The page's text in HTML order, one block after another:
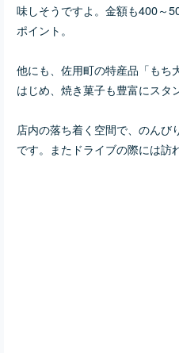
味しそうですよ。金額も400～
ポイント。
他にも、佐用町の特産品「もち
はじめ、焼き菓子も豊富にスタ
店内の落ち着く空間で、のんび
です。またドライブの際には訪